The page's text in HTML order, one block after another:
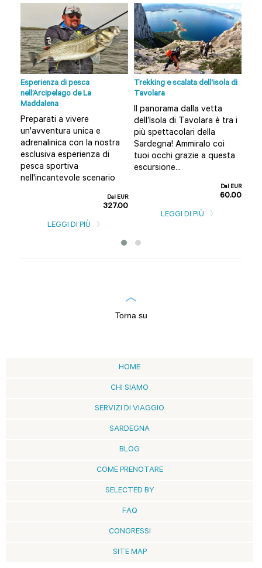
Esperienza di pesca
nell’Arcipelago de La
Maddalena
Preparati a vivere
un'avventura unica e
adrenalinica con la nostra
esclusiva esperienza di
pesca sportiva
nell'incantevole scenario
Dal EUR
327.00
LEGGI DI PIÙ
Trekking e scalata dell'isola di
Tavolara
Il panorama dalla vetta
dell’Isola di Tavolara è tra i
più spettacolari della
Sardegna! Ammiralo coi
tuoi occhi grazie a questa
escursione...
Dal EUR
60.00
LEGGI DI PIÙ
Torna su
HOME
CHI SIAMO
SERVIZI DI VIAGGIO
SARDEGNA
BLOG
COME PRENOTARE
SELECTED BY
FAQ
CONGRESSI
SITE MAP